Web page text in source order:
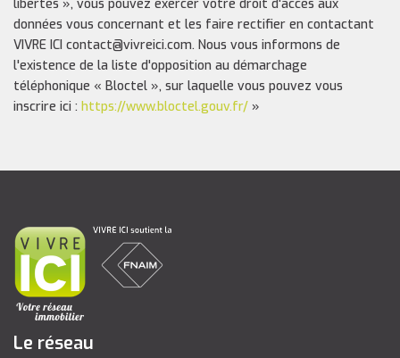
libertés », vous pouvez exercer votre droit d'accès aux
données vous concernant et les faire rectifier en contactant
VIVRE ICI contact@vivreici.com. Nous vous informons de
l'existence de la liste d'opposition au démarchage
téléphonique « Bloctel », sur laquelle vous pouvez vous
inscrire ici : https://www.bloctel.gouv.fr/ »
Le réseau